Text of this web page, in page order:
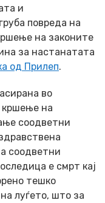
и
повреда на
на законите
за настанатата
од Прилеп.
во
кршење на
соодветни
соодветни
е смрт кај
тешко
луѓето, што за